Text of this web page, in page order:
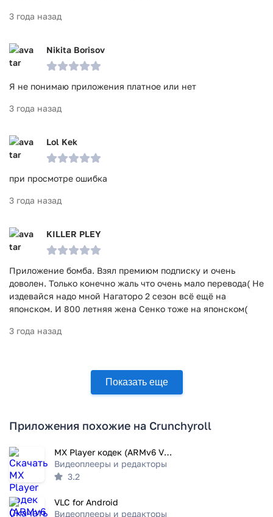
3 года назад
Nikita Borisov
Я не понимаю приложения платное или нет
3 года назад
Lol Kek
при просмотре ошибка
3 года назад
KILLER PLEY
Приложение бомба. Взял премиюм подписку и очень
доволен. Только конечно жаль что очень мало перевода( Не
издевайся надо мной Нагаторо 2 сезон всё ещё на
японском. И 800 летняя жена Сенко тоже на японском(
3 года назад
Показать еще
Приложения похожие на Crunchyroll
MX Player кодек (ARMv6 VFP)
Видеоплееры и редакторы
3.2
VLC for Android
Видеоплееры и редакторы